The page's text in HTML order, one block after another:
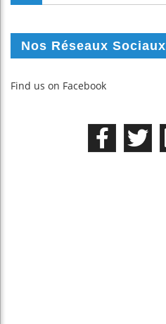
Nos Réseaux Sociaux
Find us on Facebook